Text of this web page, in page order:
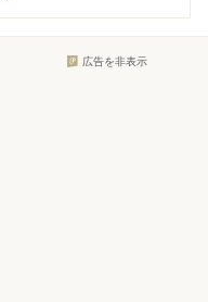
広告を非表示